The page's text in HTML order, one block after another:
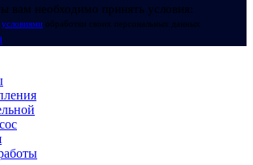
вам необходимо принять условия:
условиями обработки своих персональных данных